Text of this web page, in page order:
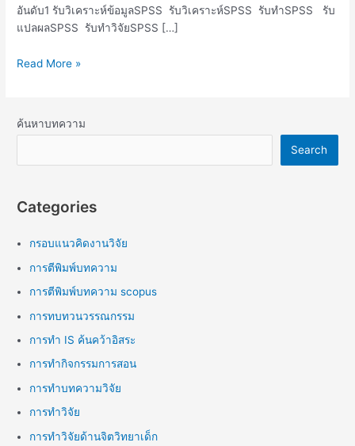
อันดับ1 รับวิเคราะห์ข้อมูลSPSS รับวิเคราะห์SPSS รับทำSPSS รับ
แปลผลSPSS รับทำวิจัยSPSS […]
Read More »
ค้นหาบทความ
Search
Categories
กรอบแนวคิดงานวิจัย
การตีพิมพ์บทความ
การตีพิมพ์บทความ scopus
การทบทวนวรรณกรรม
การทำ IS ค้นคว้าอิสระ
การทำกิจกรรมการสอน
การทำบทความวิจัย
การทำวิจัย
การทำวิจัยด้านจิตวิทยาเด็ก